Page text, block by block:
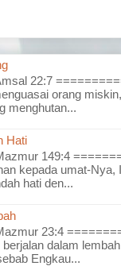
22:7
orang
menghutan...
Hati
149:4
kepada umat-Nya,
hati den...
23:4
dalam
Engkau...